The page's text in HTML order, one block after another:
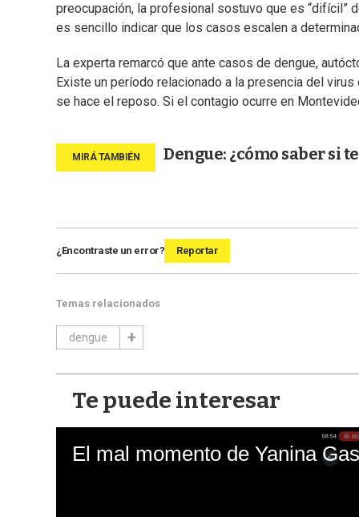
preocupación, la profesional sostuvo que es “difícil”
es sencillo indicar que los casos escalen a
La experta remarcó que ante casos de dengue,
Existe un período relacionado a la presencia del
se hace el reposo. Si el contagio ocurre en
Dengue: ¿cómo saber si
¿Encontraste un error? Reportar
Temas relacionados
dengue
Te puede interesar